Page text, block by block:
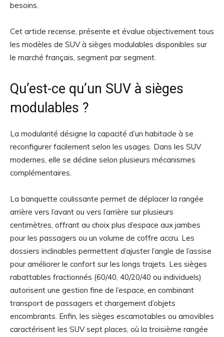
besoins.
Cet article recense, présente et évalue objectivement tous
les modèles de SUV à sièges modulables disponibles sur
le marché français, segment par segment.
Qu’est-ce qu’un SUV à sièges
modulables ?
La modularité désigne la capacité d’un habitacle à se
reconfigurer facilement selon les usages. Dans les SUV
modernes, elle se décline selon plusieurs mécanismes
complémentaires.
La banquette coulissante permet de déplacer la rangée
arrière vers l’avant ou vers l’arrière sur plusieurs
centimètres, offrant au choix plus d’espace aux jambes
pour les passagers ou un volume de coffre accru. Les
dossiers inclinables permettent d’ajuster l’angle de l’assise
pour améliorer le confort sur les longs trajets. Les sièges
rabattables fractionnés (60/40, 40/20/40 ou individuels)
autorisent une gestion fine de l’espace, en combinant
transport de passagers et chargement d’objets
encombrants. Enfin, les sièges escamotables ou amovibles
caractérisent les SUV sept places, où la troisième rangée